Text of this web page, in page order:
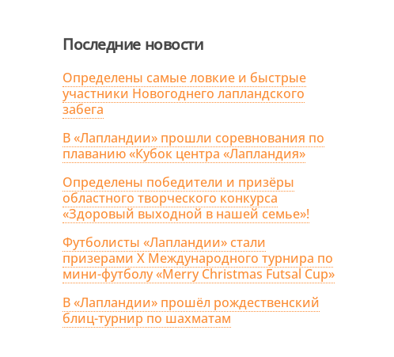
Последние новости
Определены самые ловкие и быстрые
участники Новогоднего лапландского
забега
В «Лапландии» прошли соревнования по
плаванию «Кубок центра «Лапландия»
Определены победители и призёры
областного творческого конкурса
«Здоровый выходной в нашей семье»!
Футболисты «Лапландии» стали
призерами X Международного турнира по
мини-футболу «Merry Christmas Futsal Cup»
В «Лапландии» прошёл рождественский
блиц-турнир по шахматам